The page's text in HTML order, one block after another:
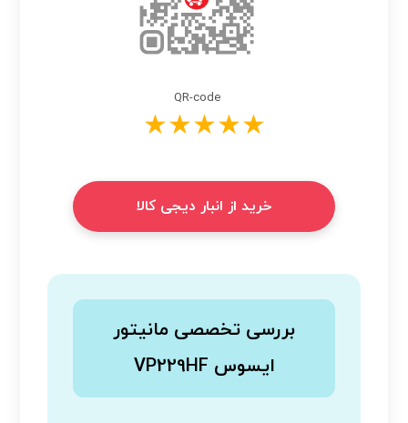
QR-code
★★★★★
خرید از انبار دیجی کالا
بررسی تخصصی مانیتور
ایسوس VP229HF